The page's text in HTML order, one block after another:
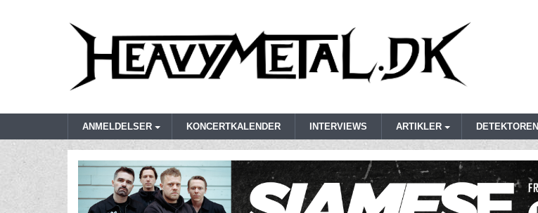
ANMELDELSER KONCERTKALENDER INTERVIEWS ARTIKLER DETEKTOREN